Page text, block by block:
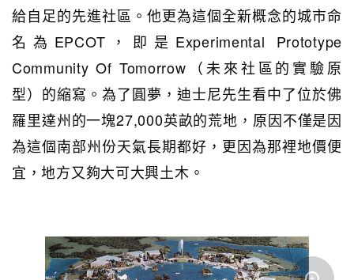
給自足的先進社區。他更為這個全新概念的城市命
名為EPCOT，即是Experimental Prototype
Community Of Tomorrow（未來社區的實驗原
型）的縮寫。為了圓夢，迪士尼先生看中了位於佛
羅里達州的一塊27,000英畝的荒地，原因不僅是因
為這個南部州份天氣長期都好，更因為那裡地價便
宜，地方又夠大可大興土木。